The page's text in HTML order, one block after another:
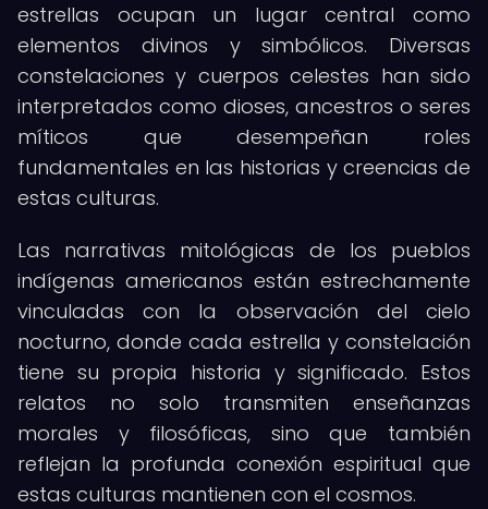
estrellas ocupan un lugar central como
elementos divinos y simbólicos. Diversas
constelaciones y cuerpos celestes han sido
interpretados como dioses, ancestros o seres
míticos que desempeñan roles
fundamentales en las historias y creencias de
estas culturas.
Las narrativas mitológicas de los pueblos
indígenas americanos están estrechamente
vinculadas con la observación del cielo
nocturno, donde cada estrella y constelación
tiene su propia historia y significado. Estos
relatos no solo transmiten enseñanzas
morales y filosóficas, sino que también
reflejan la profunda conexión espiritual que
estas culturas mantienen con el cosmos.